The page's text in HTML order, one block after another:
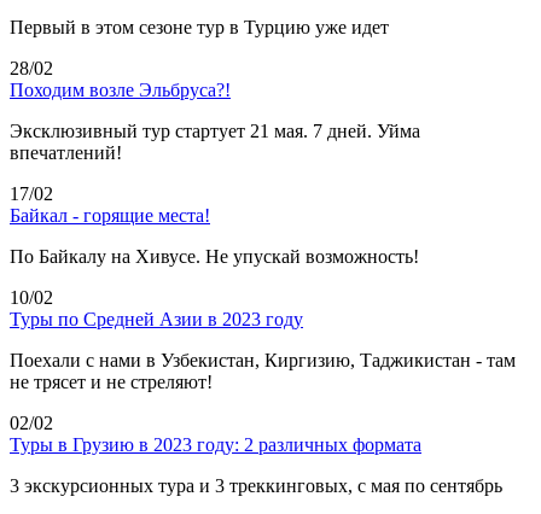
Первый в этом сезоне тур в Турцию уже идет
28/02
Походим возле Эльбруса?!
Эксклюзивный тур стартует 21 мая. 7 дней. Уйма
впечатлений!
17/02
Байкал - горящие места!
По Байкалу на Хивусе. Не упускай возможность!
10/02
Туры по Средней Азии в 2023 году
Поехали с нами в Узбекистан, Киргизию, Таджикистан - там
не трясет и не стреляют!
02/02
Туры в Грузию в 2023 году: 2 различных формата
3 экскурсионных тура и 3 треккинговых, с мая по сентябрь